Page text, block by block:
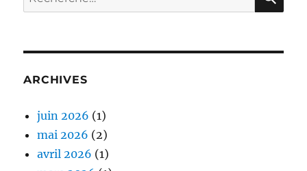
pour :
ARCHIVES
juin 2026 (1)
mai 2026 (2)
avril 2026 (1)